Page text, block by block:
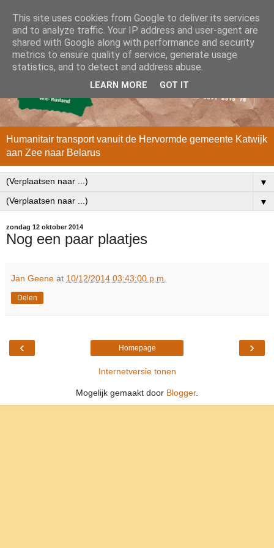
Humanitair transport vanuit de Hervormde gemeente Katwijk
aan Zee naar Belarus
▼
▼
zondag 12 oktober 2014
Nog een paar plaatjes
Jan Geene at 10/12/2014 03:43:00 p.m.
Delen
‹ ›
Homepage
Internetversie tonen
Mogelijk gemaakt door Blogger.
This site uses cookies from Google to deliver its services
and to analyze traffic. Your IP address and user-agent are
shared with Google along with performance and security
metrics to ensure quality of service, generate usage
statistics, and to detect and address abuse.
LEARN MORE GOT IT